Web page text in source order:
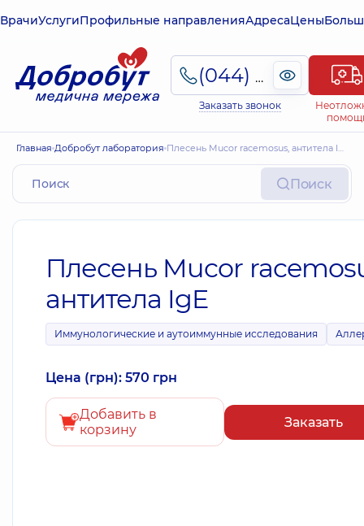
ВрачиУслугиПрофильные направленияАдресаЦены
(044) 495-2-888
Заказать звонок
Главная Добробут лаборатория Плесень Mucor racemosus, антитела IgE
Поиск
Плесень Mucor
антитела IgE
Иммунологические и аутоиммунные исследования
Цена (грн): 570 грн
Добавить в
корзину
Заказать